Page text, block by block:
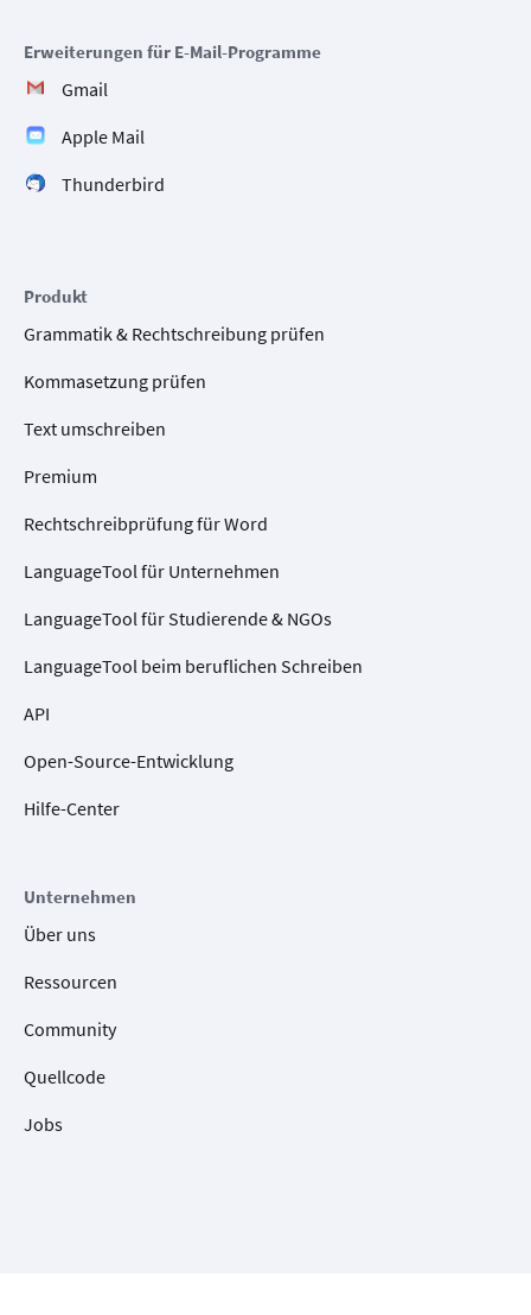
Erweiterungen für E-Mail-Programme
Gmail
Apple Mail
Thunderbird
Produkt
Grammatik & Rechtschreibung prüfen
Kommasetzung prüfen
Text umschreiben
Premium
Rechtschreibprüfung für Word
LanguageTool für Unternehmen
LanguageTool für Studierende & NGOs
LanguageTool beim beruflichen Schreiben
API
Open-Source-Entwicklung
Hilfe-Center
Unternehmen
Über uns
Ressourcen
Community
Quellcode
Jobs